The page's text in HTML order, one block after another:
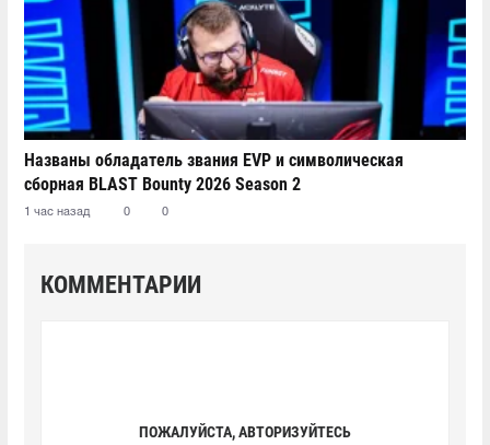
Названы обладатель звания EVP и символическая
сборная BLAST Bounty 2026 Season 2
1 час назад 0 0
КОММЕНТАРИИ
ПОЖАЛУЙСТА, АВТОРИЗУЙТЕСЬ